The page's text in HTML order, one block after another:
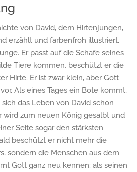
von David, dem Hirtenjungen,
erzählt und farbenfroh illustriert.
Er passt auf die Schafe seines
Tiere kommen, beschützt er die
Hirte. Er ist zwar klein, aber Gott
Als eines Tages ein Bote kommt,
das Leben von David schon
wird zum neuen König gesalbt und
Seite sogar den stärksten
beschützt er nicht mehr die
sondern die Menschen aus dem
Gott ganz neu kennen: als seinen